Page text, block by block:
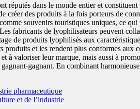
dans le monde entier et
des produits à la fois porteurs de
souvenirs touristiques uniques, ce
fabricants de lyophilisateurs peuvent
de produits lyophilisés aux
et les rendent plus conformes
à valoriser leur marque, mais aussi à
gagnant. En combinant
pharmaceutique
et de l’industrie